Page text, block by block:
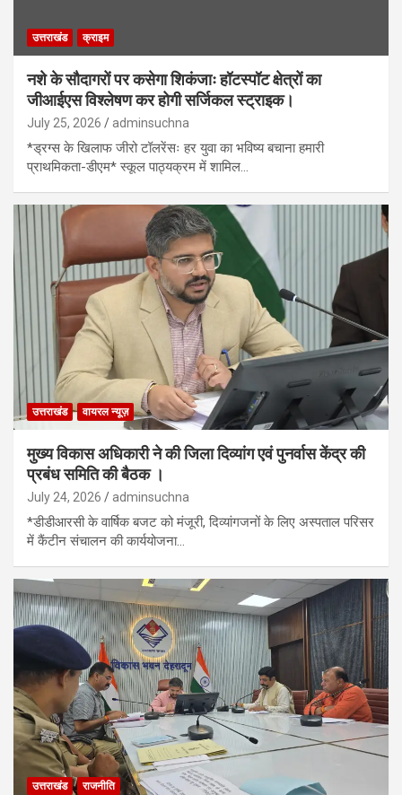
उत्तराखंड क्राइम
नशे के सौदागरों पर कसेगा शिकंजाः हॉटस्पॉट क्षेत्रों का
जीआईएस विश्लेषण कर होगी सर्जिकल स्ट्राइक।
July 25, 2026 adminsuchna
*ड्रग्स के खिलाफ जीरो टॉलरेंसः हर युवा का भविष्य बचाना हमारी
प्राथमिकता-डीएम* स्कूल पाठ्यक्रम में शामिल…
उत्तराखंड वायरल न्यूज़
मुख्य विकास अधिकारी ने की जिला दिव्यांग एवं पुनर्वास केंद्र की
प्रबंध समिति की बैठक ।
July 24, 2026 adminsuchna
*डीडीआरसी के वार्षिक बजट को मंजूरी, दिव्यांगजनों के लिए अस्पताल परिसर
में कैंटीन संचालन की कार्ययोजना…
उत्तराखंड राजनीति